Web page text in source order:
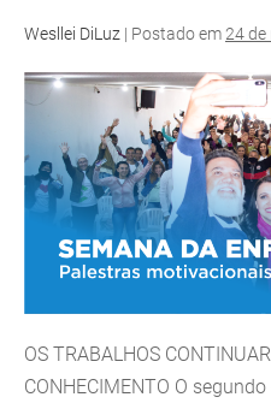
Wesllei DiLuz | Postado em 24 de
OS TRABALHOS
CONHECIMENTO O